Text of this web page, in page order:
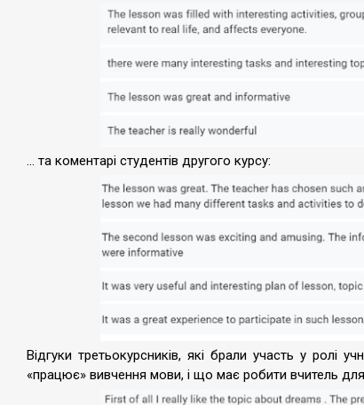
… та коментарі студентів другого курсу:
Відгуки третьокурсників, які брали участь у ролі
«працює» вивчення мови, і що має робити вчитель